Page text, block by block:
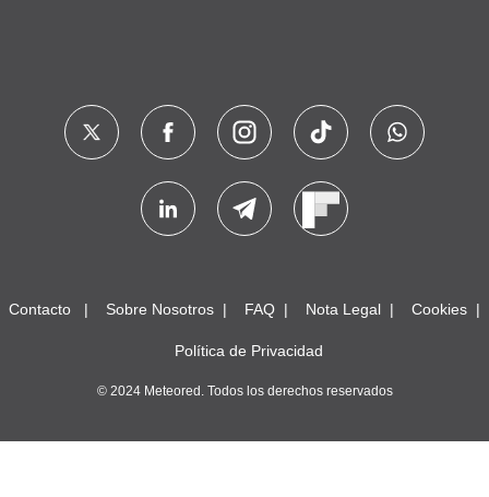
Contacto Sobre Nosotros FAQ Nota Legal Cookies
Política de Privacidad
© 2024 Meteored. Todos los derechos reservados